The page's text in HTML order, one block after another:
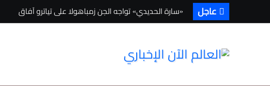
عاجل «سارة الحديدي» تواجه الجن زمباهولا على تياترو آفاق